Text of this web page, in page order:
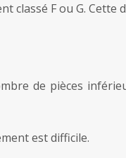
classé F ou G. Cette
de pièces
est difficile.